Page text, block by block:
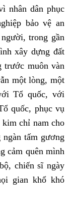
nhân dân phục
bảo vệ an
trong gần
xây dựng đất
trước muôn vàn
một lòng, một
Tổ quốc, với
quốc, phục vụ
kim chỉ nam cho
tấm gương
cảm quên mình
chiến sĩ ngày
gian khổ khó